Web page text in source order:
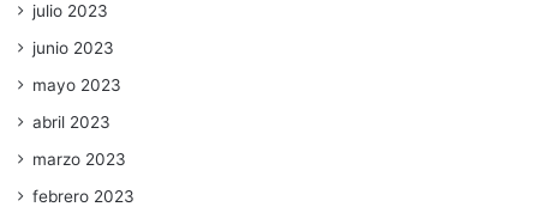
julio 2023
junio 2023
mayo 2023
abril 2023
marzo 2023
febrero 2023